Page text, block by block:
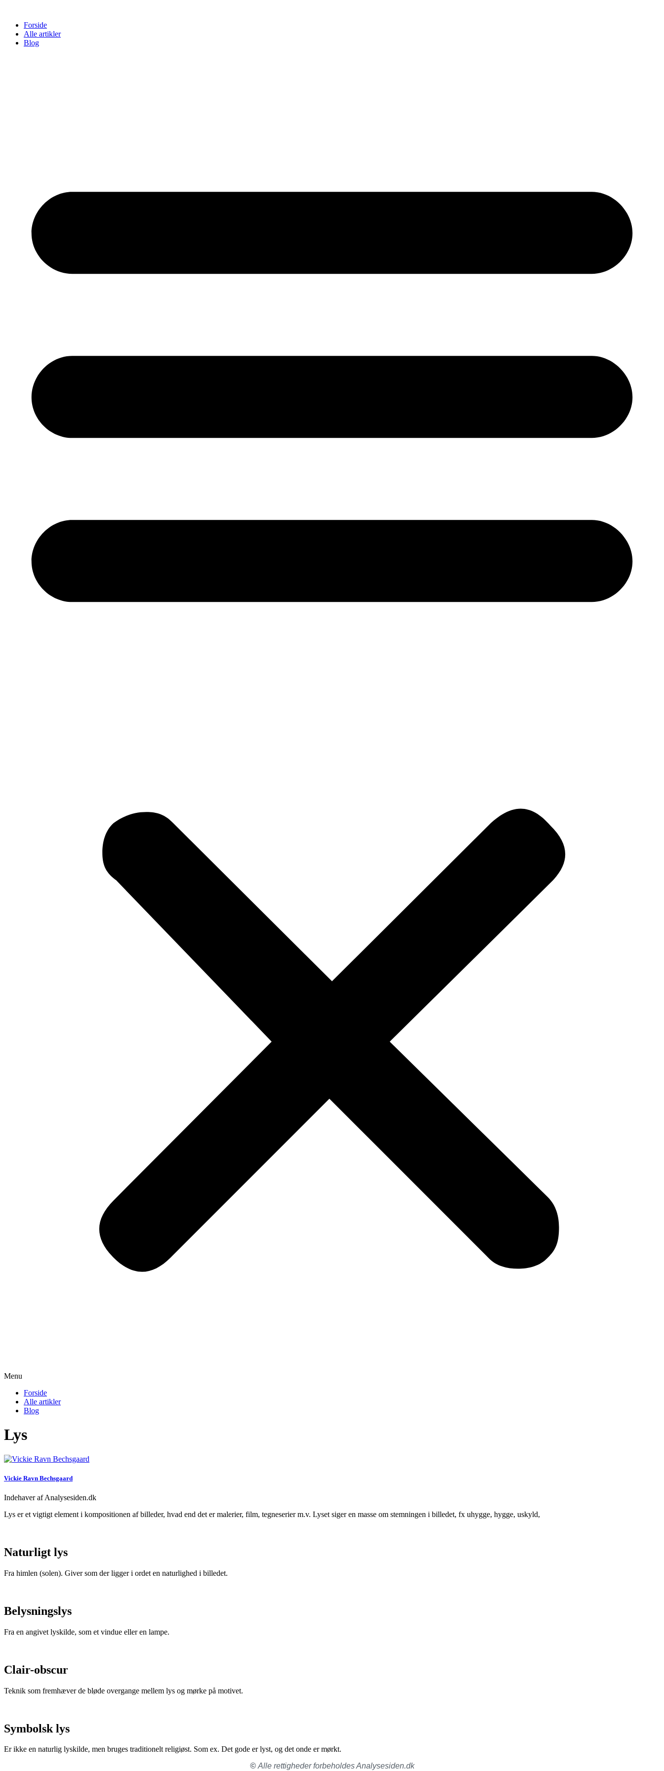
indholdForside
Alle artikler
Blog
Menu
Forside
Alle artikler
Blog
Lys
Vickie Ravn Bechsgaard
Indehaver af Analysesiden.dk
Lys er et vigtigt element i kompositionen af billeder, hvad end det er malerier, film, tegneserier m.v. Lyset siger en masse om stemningen i billedet, fx uhygge, hygge, uskyld,
Naturligt lys
Fra himlen (solen). Giver som der ligger i ordet en naturlighed i billedet.
Belysningslys
Fra en angivet lyskilde, som et vindue eller en lampe.
Clair-obscur
Teknik som fremhæver de bløde overgange mellem lys og mørke på motivet.
Symbolsk lys
Er ikke en naturlig lyskilde, men bruges traditionelt religiøst. Som ex. Det gode er lyst, og det onde er mørkt.
©Alle rettigheder forbeholdes Analysesiden.dk